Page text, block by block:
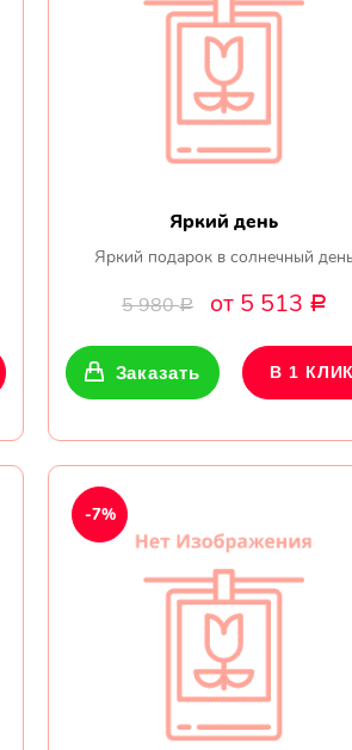
Яркий день
Яркий подарок в солнечный день
5 980Р от 5 513 Р
Заказать В 1 КЛИК
-7%